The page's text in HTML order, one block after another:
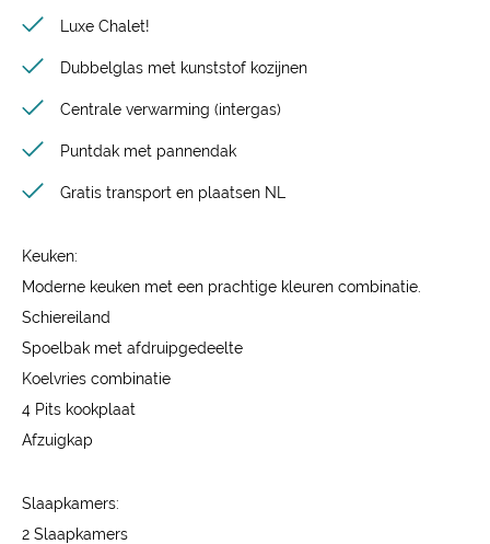
Luxe Chalet!
Dubbelglas met kunststof kozijnen
Centrale verwarming (intergas)
Puntdak met pannendak
Gratis transport en plaatsen NL
Keuken:
Moderne keuken met een prachtige kleuren combinatie.
Schiereiland
Spoelbak met afdruipgedeelte
Koelvries combinatie
4 Pits kookplaat
Afzuigkap
Slaapkamers:
2 Slaapkamers